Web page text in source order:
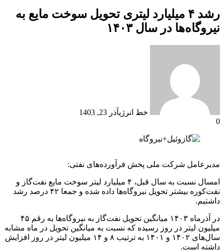
رشد ۴ میلیارد لیتری تحویل سوخت مایع به
نیروگاه‌ها در سال ۱۴۰۳
خط انرژیآذر 23, 1403
0
مدیرعامل شرکت ملی پخش فرآورده‌های نفتی:
امسال نسبت به سال قبل، ۴ میلیارد لیتر سوخت مایع نفت‌گاز و
نفت‌کوره بیشتر تحویل نیروگاه‌ها داده شده و جمعا ۴۲ درصد رشد
داشتیم.
در آذرماه ۱۴۰۳ میانگین تحویل نفت‌گاز به نیروگاه‌ها به رقم ۴۵
میلیون لیتر در روز رسیده که نسبت به میانگین تحویل در ماه مشابه
سال‌های ۱۴۰۲ و ۱۴۰۱ به ترتیب ۸ و ۱۴ میلیون لیتر در روز افزایش
داشته است.